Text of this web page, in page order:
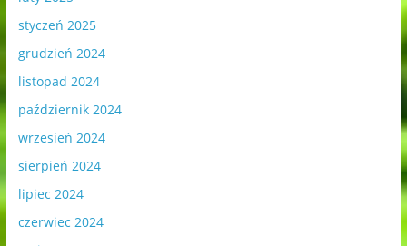
styczeń 2025
grudzień 2024
listopad 2024
październik 2024
wrzesień 2024
sierpień 2024
lipiec 2024
czerwiec 2024